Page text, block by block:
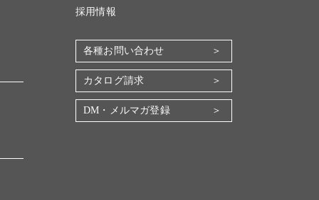
採用情報
各種お問い合わせ
カタログ請求
DM・メルマガ登録